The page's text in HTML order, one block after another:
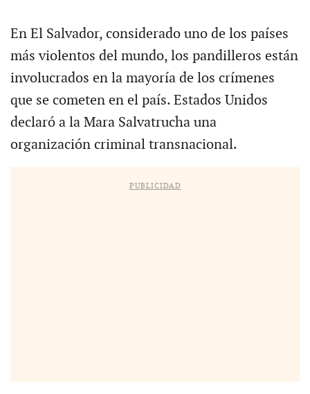
En El Salvador, considerado uno de los países
más violentos del mundo, los pandilleros están
involucrados en la mayoría de los crímenes
que se cometen en el país. Estados Unidos
declaró a la Mara Salvatrucha una
organización criminal transnacional.
PUBLICIDAD